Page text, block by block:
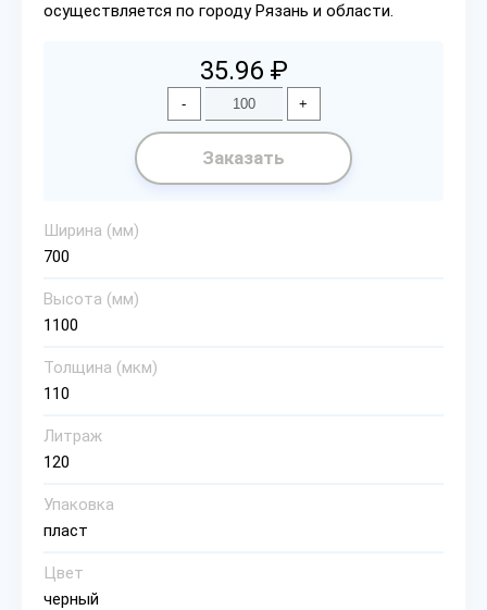
осуществляется по городу Рязань и области.
35.96 ₽
- +
Заказать
Ширина (мм)
700
Высота (мм)
1100
Толщина (мкм)
110
Литраж
120
Упаковка
пласт
Цвет
черный